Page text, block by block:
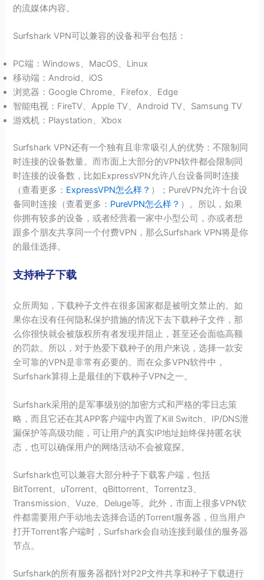
的流媒体内容。
Surfshark VPN可以兼容的设备和平台包括：
PC端：Windows、MacOS、Linux
移动端：Android、iOS
浏览器：Google Chrome、Firefox、Edge
智能电视：FireTV、Apple TV、Android TV、Samsung TV
游戏机：Playstation、Xbox
Surfshark VPN还有一个独有且非常吸引人的优势：不限制同
时连接的设备数量。而市面上大部分的VPN软件都会限制同
时连接的设备数，比如ExpressVPN允许八台设备同时连接
（查看更多： ExpressVPN怎么样？ ）；PureVPN允许十台设
备同时连接（查看更多： PureVPN怎么样？ ）。所以，如果
你拥有较多的设备，或者经营着一家中小型公司，亦或者想
跟多个朋友共享同一个付费VPN，那么Surfshark VPN将是你
的最佳选择。
支持种子下载
众所周知，下载种子文件在很多国家都是被明文禁止的。如
果你在没有任何隐私保护措施的情况下去下载种子文件，那
么你很快就会被版权所有者发现并阻止，甚至还会面临高额
的罚款。所以，对于热爱下载种子的用户来说，选择一款安
全可靠的VPN是非常有必要的。而在众多VPN软件中，
Surfshark算得上是最佳的下载种子VPN之一。
Surfshark采用的是军事级别的加密方式和严格的零日志策
略，而且它还在其APP客户端中内置了Kill Switch、IP/DNS泄
漏保护等高级功能，可让用户的真实IP地址始终保持匿名状
态，也可以确保用户的网络活动不会被窥探。
Surfshark也可以兼容大部分种子下载客户端，包括
BitTorrent、uTorrent、qBittorrent、Torrentz3、
Transmission、Vuze、Deluge等。此外，市面上很多VPN软
件都需要用户手动地去选择合适的Torrent服务器，但当用户
打开Torrent客户端时，Surfshark会自动连接到最佳的服务器
节点。
Surfshark的所有服务器都针对P2P文件共享和种子下载进行